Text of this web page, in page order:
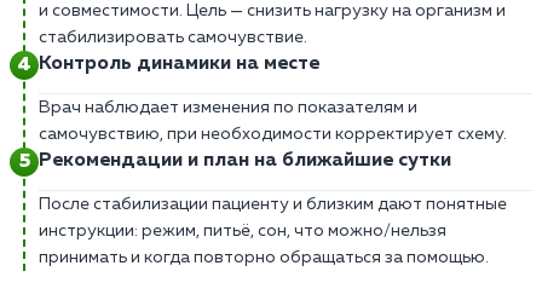
и совместимости. Цель — снизить нагрузку на организм и
стабилизировать самочувствие.
Контроль динамики на месте
Врач наблюдает изменения по показателям и
самочувствию, при необходимости корректирует схему.
Рекомендации и план на ближайшие сутки
После стабилизации пациенту и близким дают понятные
инструкции: режим, питьё, сон, что можно/нельзя
принимать и когда повторно обращаться за помощью.